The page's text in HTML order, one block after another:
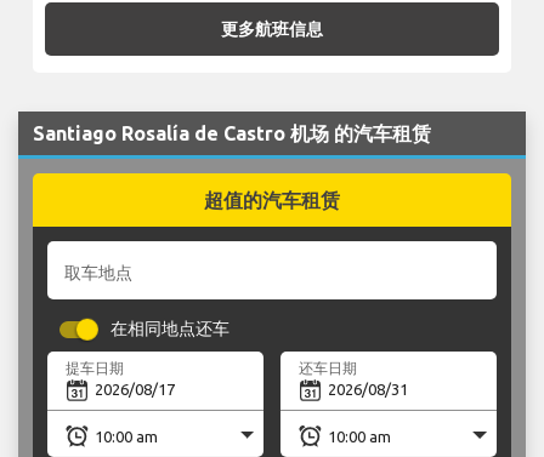
更多航班信息
Santiago Rosalía de Castro 机场 的汽车租赁
超值的汽车租赁
取车地点
在相同地点还车
提车日期 还车日期